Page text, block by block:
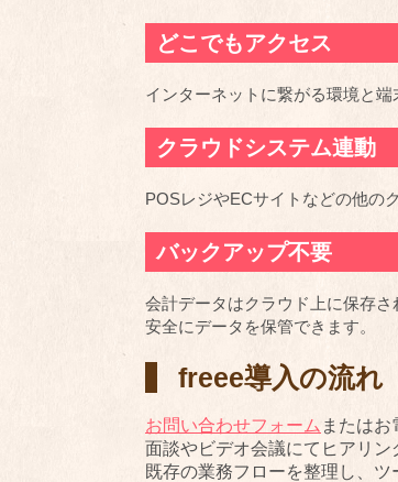
どこでもアクセス
インターネットに繋がる環境と
クラウドシステム連動
POSレジやECサイトなどの他の
バックアップ不要
会計データはクラウド上に保存
安全にデータを保管できます。
freee導入の流れ
お問い合わせフォーム またはお
面談やビデオ会議にてヒアリン
既存の業務フローを整理し、ツ